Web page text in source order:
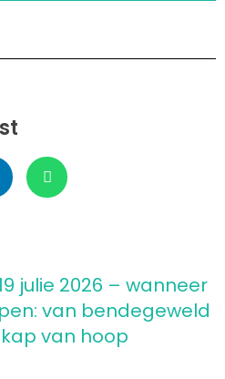
julie 2026 – wanneer
van bendegeweld
van hoop